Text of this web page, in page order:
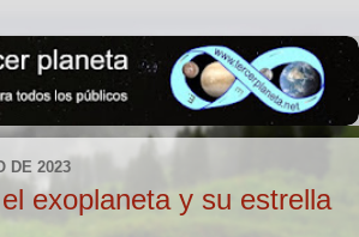
DE 2023
el exoplaneta y su estrella